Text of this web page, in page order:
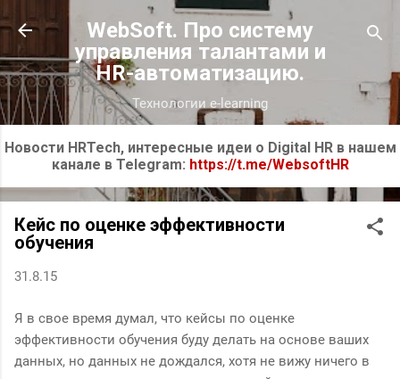
К основному контенту
WebSoft. Про систему
управления талантами и
HR-автоматизацию.
Технологии e-learning
Новости HRTech, интересные идеи о Digital HR в нашем
канале в Telegram: https://t.me/WebsoftHR
Кейс по оценке эффективности
обучения
31.8.15
Я в свое время думал, что кейсы по оценке
эффективности обучения буду делать на основе ваших
данных, но данных не дождался, хотя не вижу ничего в